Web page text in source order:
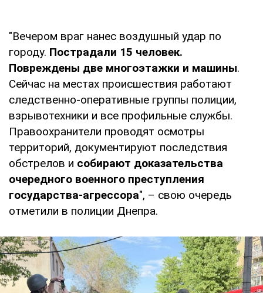
"Вечером враг нанес воздушный удар по
городу. Пострадали 15 человек.
Повреждены две многоэтажки и машины.
Сейчас на местах происшествия работают
следственно-оперативные группы полиции,
взрывотехники и все профильные службы.
Правоохранители проводят осмотры
территорий, документируют последствия
обстрелов и собирают доказательства
очередного военного преступления
государства-агрессора", – свою очередь
отметили в полиции Днепра.